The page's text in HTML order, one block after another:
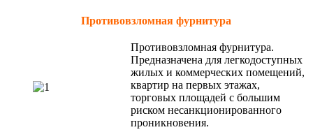
Противовзломная фурнитура
Противовзломная фурнитура.
Предназначена для легкодоступных
жилых и коммерческих помещений,
квартир на первых этажах,
торговых площадей с большим
риском несанкционированного
проникновения.